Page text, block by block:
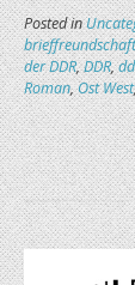
Posted in
der DDR,DDR,
Roman,Ost West